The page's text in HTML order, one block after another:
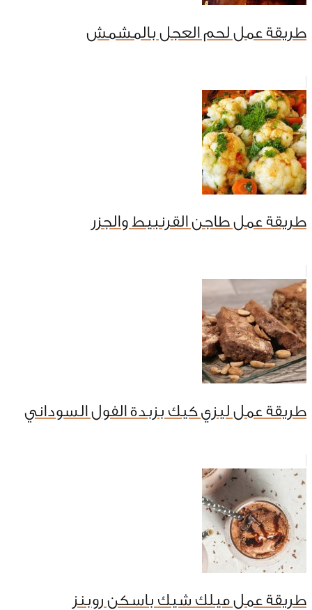
طريقة عمل لحم العجل بالمشمش
طريقة عمل طاجن القرنبيط والجزر
طريقة عمل ليزي كيك بزبدة الفول السوداني
طريقة عمل ميلك شيك باسكن روبنز